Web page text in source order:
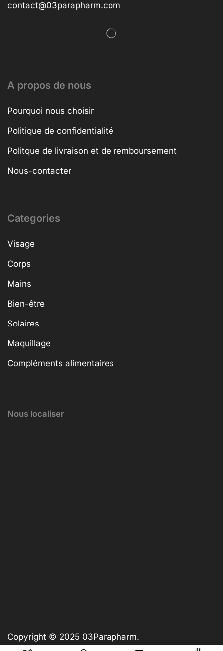
contact@03parapharm.com
A propos de nous
Pourquoi nous choisir
Politique de confidentialité
Politque de livraison et de remboursement
Nous-contacter
Categories
Visage
Corps
Mains
Bien-être
Solaires
Maquillage
Compléments alimentaires
Nous localiser
Copyright © 2025 03Parapharm.